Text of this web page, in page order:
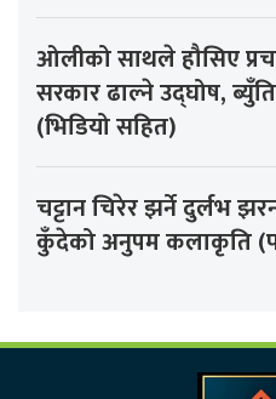
ओलीको साथले हौसिए
सरकार ढाल्ने उद्घोष,
(भिडियो सहित)
चट्टान चिरेर झर्ने दुर्लभ
कुँदेको अनुपम कलाकृति